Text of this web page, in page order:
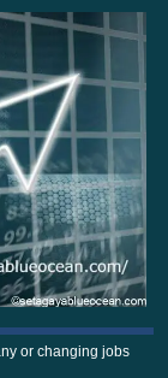
or changing jobs